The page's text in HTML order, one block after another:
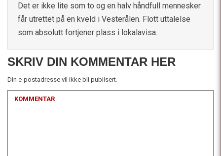
Det er ikke lite som to og en halv håndfull mennesker
får utrettet på en kveld i Vesterålen. Flott uttalelse
som absolutt fortjener plass i lokalavisa.
SKRIV DIN KOMMENTAR HER
Din e-postadresse vil ikke bli publisert.
KOMMENTAR